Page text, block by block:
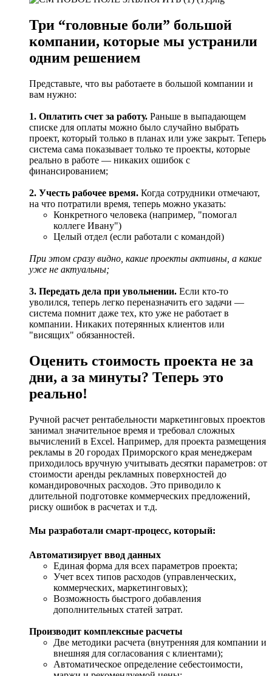
Три “головные боли” большой
компании, которые мы устранили
одним решением
Представьте, что вы работаете в большой компании и
вам нужно:
1. Оплатить счет за работу. Раньше в выпадающем
списке для оплаты можно было случайно выбрать
проект, который только в планах или уже закрыт. Теперь
система сама показывает только те проекты, которые
реально в работе — никаких ошибок с
финансированием;
2. Учесть рабочее время. Когда сотрудники отмечают,
на что потратили время, теперь можно указать:
Конкретного человека (например, "помогал
коллеге Ивану")
Целый отдел (если работали с командой)
При этом сразу видно, какие проекты активны, а какие
уже не актуальны;
3. Передать дела при увольнении. Если кто-то
уволился, теперь легко переназначить его задачи —
система помнит даже тех, кто уже не работает в
компании. Никаких потерянных клиентов или
"висящих" обязанностей.
Оценить стоимость проекта не за
дни, а за минуты? Теперь это
реально!
Ручной расчет рентабельности маркетинговых проектов
занимал значительное время и требовал сложных
вычислений в Excel. Например, для проекта размещения
рекламы в 20 городах Приморского края менеджерам
приходилось вручную учитывать десятки параметров: от
стоимости аренды рекламных поверхностей до
командировочных расходов. Это приводило к
длительной подготовке коммерческих предложений,
риску ошибок в расчетах и т.д.
Мы разработали смарт-процесс, который:
Автоматизирует ввод данных
Единая форма для всех параметров проекта;
Учет всех типов расходов (управленческих,
коммерческих, маркетинговых);
Возможность быстрого добавления
дополнительных статей затрат.
Производит комплексные расчеты
Две методики расчета (внутренняя для компании и
внешняя для согласования с клиентами);
Автоматическое определение себестоимости,